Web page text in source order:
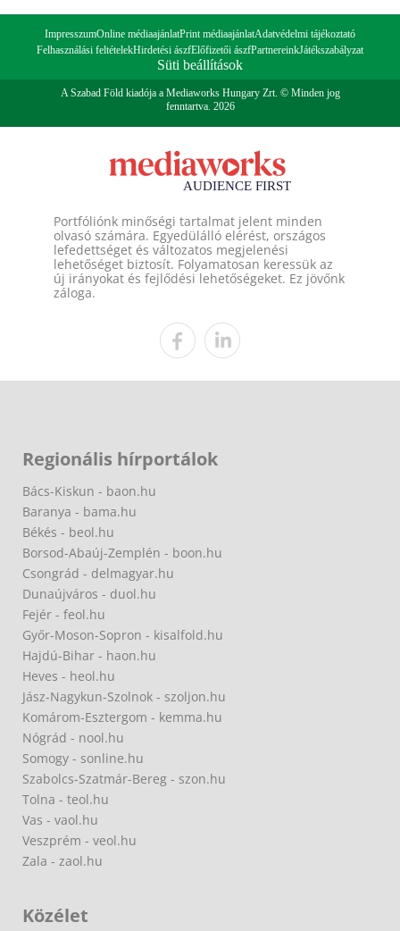
ImpresszumOnline médiaajánlatPrint médiaajánlatAdatvédelmi tájékoztató
Felhasználási feltételekHirdetési ászfElőfizetői ászfPartnereinkJátékszabályzat
Süti beállítások
A Szabad Föld kiadója a Mediaworks Hungary Zrt. © Minden jog
fenntartva. 2026
Portfóliónk minőségi tartalmat jelent minden
olvasó számára. Egyedülálló elérést, országos
lefedettséget és változatos megjelenési
lehetőséget biztosít. Folyamatosan keressük az
új irányokat és fejlődési lehetőségeket. Ez jövőnk
záloga.
Regionális hírportálok
Bács-Kiskun - baon.hu
Baranya - bama.hu
Békés - beol.hu
Borsod-Abaúj-Zemplén - boon.hu
Csongrád - delmagyar.hu
Dunaújváros - duol.hu
Fejér - feol.hu
Győr-Moson-Sopron - kisalfold.hu
Hajdú-Bihar - haon.hu
Heves - heol.hu
Jász-Nagykun-Szolnok - szoljon.hu
Komárom-Esztergom - kemma.hu
Nógrád - nool.hu
Somogy - sonline.hu
Szabolcs-Szatmár-Bereg - szon.hu
Tolna - teol.hu
Vas - vaol.hu
Veszprém - veol.hu
Zala - zaol.hu
Közélet